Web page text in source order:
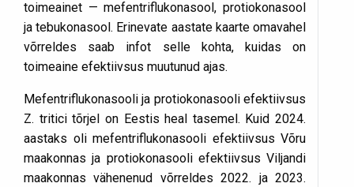
toimeainet — mefentriflukonasool, protiokonasool
ja tebukonasool. Erinevate aastate kaarte omavahel
võrreldes saab infot selle kohta, kuidas on
toimeaine efektiivsus muutunud ajas.
Mefentriflukonasooli ja protiokonasooli efektiivsus
Z. tritici tõrjel on Eestis heal tasemel. Kuid 2024.
aastaks oli mefentriflukonasooli efektiivsus Võru
maakonnas ja protiokonasooli efektiivsus Viljandi
maakonnas vähenenud võrreldes 2022. ja 2023.